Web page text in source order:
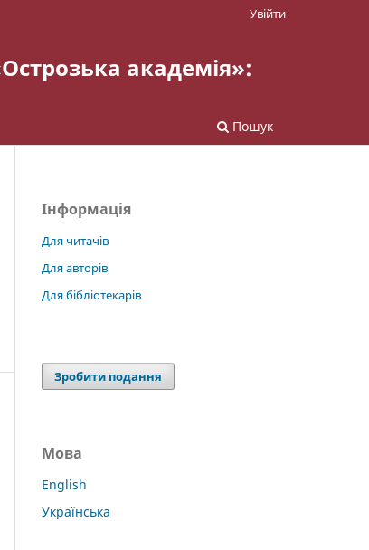
академія»:
Пошук
Увійти
Інформація
Для читачів
Для авторів
Для бібліотекарів
Зробити подання
Мова
English
Українська